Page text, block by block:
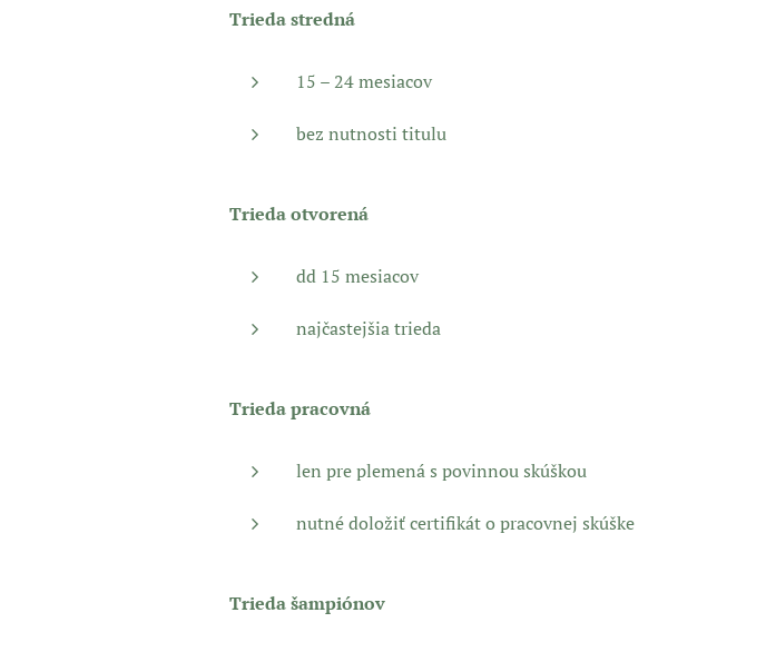
Trieda stredná
15 – 24 mesiacov
bez nutnosti titulu
Trieda otvorená
dd 15 mesiacov
najčastejšia trieda
Trieda pracovná
len pre plemená s povinnou skúškou
nutné doložiť certifikát o pracovnej skúške
Trieda šampiónov